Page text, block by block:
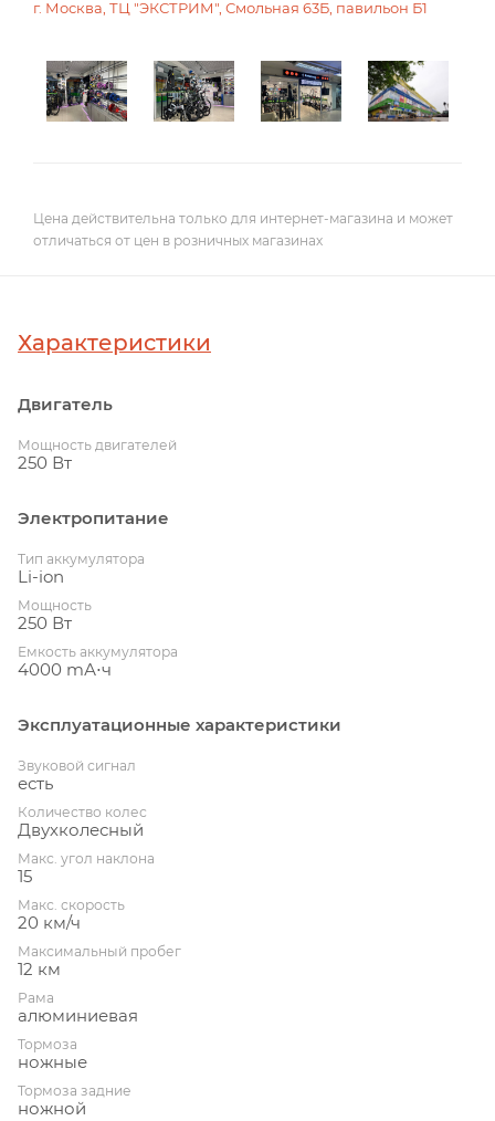
г. Москва, ТЦ "ЭКСТРИМ", Смольная 63Б, павильон Б1
Цена действительна только для интернет-магазина и может
отличаться от цен в розничных магазинах
Характеристики
Двигатель
Мощность двигателей
250 Вт
Электропитание
Тип аккумулятора
Li-ion
Мощность
250 Вт
Емкость аккумулятора
4000 mА⋅ч
Эксплуатационные характеристики
Звуковой сигнал
есть
Количество колес
Двухколесный
Макс. угол наклона
15
Макс. скорость
20 км/ч
Максимальный пробег
12 км
Рама
алюминиевая
Тормоза
ножные
Тормоза задние
ножной